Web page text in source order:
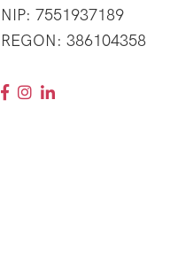
NIP: 7551937189
REGON: 386104358